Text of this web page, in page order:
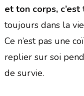
et ton corps, c’est
toujours dans la
Ce n’est pas une
replier sur soi
de survie.